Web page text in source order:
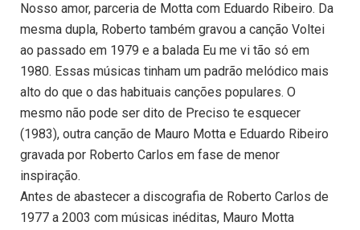
Nosso amor, parceria de Motta com Eduardo Ribeiro. Da
mesma dupla, Roberto também gravou a canção Voltei
ao passado em 1979 e a balada Eu me vi tão só em
1980. Essas músicas tinham um padrão melódico mais
alto do que o das habituais canções populares. O
mesmo não pode ser dito de Preciso te esquecer
(1983), outra canção de Mauro Motta e Eduardo Ribeiro
gravada por Roberto Carlos em fase de menor
inspiração.
Antes de abastecer a discografia de Roberto Carlos de
1977 a 2003 com músicas inéditas, Mauro Motta